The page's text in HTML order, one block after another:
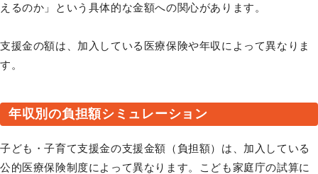
えるのか」という具体的な金額への関心があります。
支援金の額は、加入している医療保険や年収によって異なりま
す。
年収別の負担額シミュレーション
子ども・子育て支援金の支援金額（負担額）は、加入している
公的医療保険制度によって異なります。こども家庭庁の試算に